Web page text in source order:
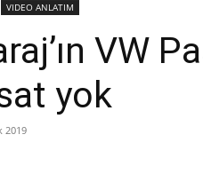
VIDEO ANLATIM
VW
yok
2019